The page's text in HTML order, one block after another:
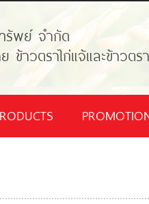
รัพย์ จำกัด
าวตราไก่แจ้และข้าวตรา